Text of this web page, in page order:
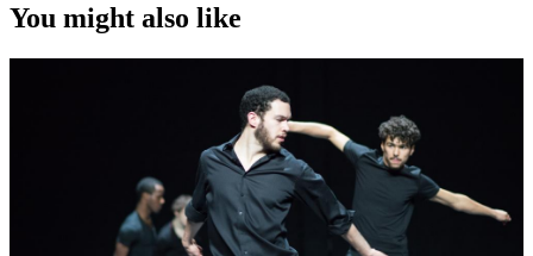
You might also like